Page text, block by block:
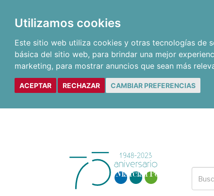
Utilizamos cookies
Este sitio web utiliza cookies y otras tecnologías de
básica del sitio web, para brindar una mejor
marketing, para mostrar anuncios que sean más
ACEPTAR RECHAZAR CAMBIAR PREFERENCIAS